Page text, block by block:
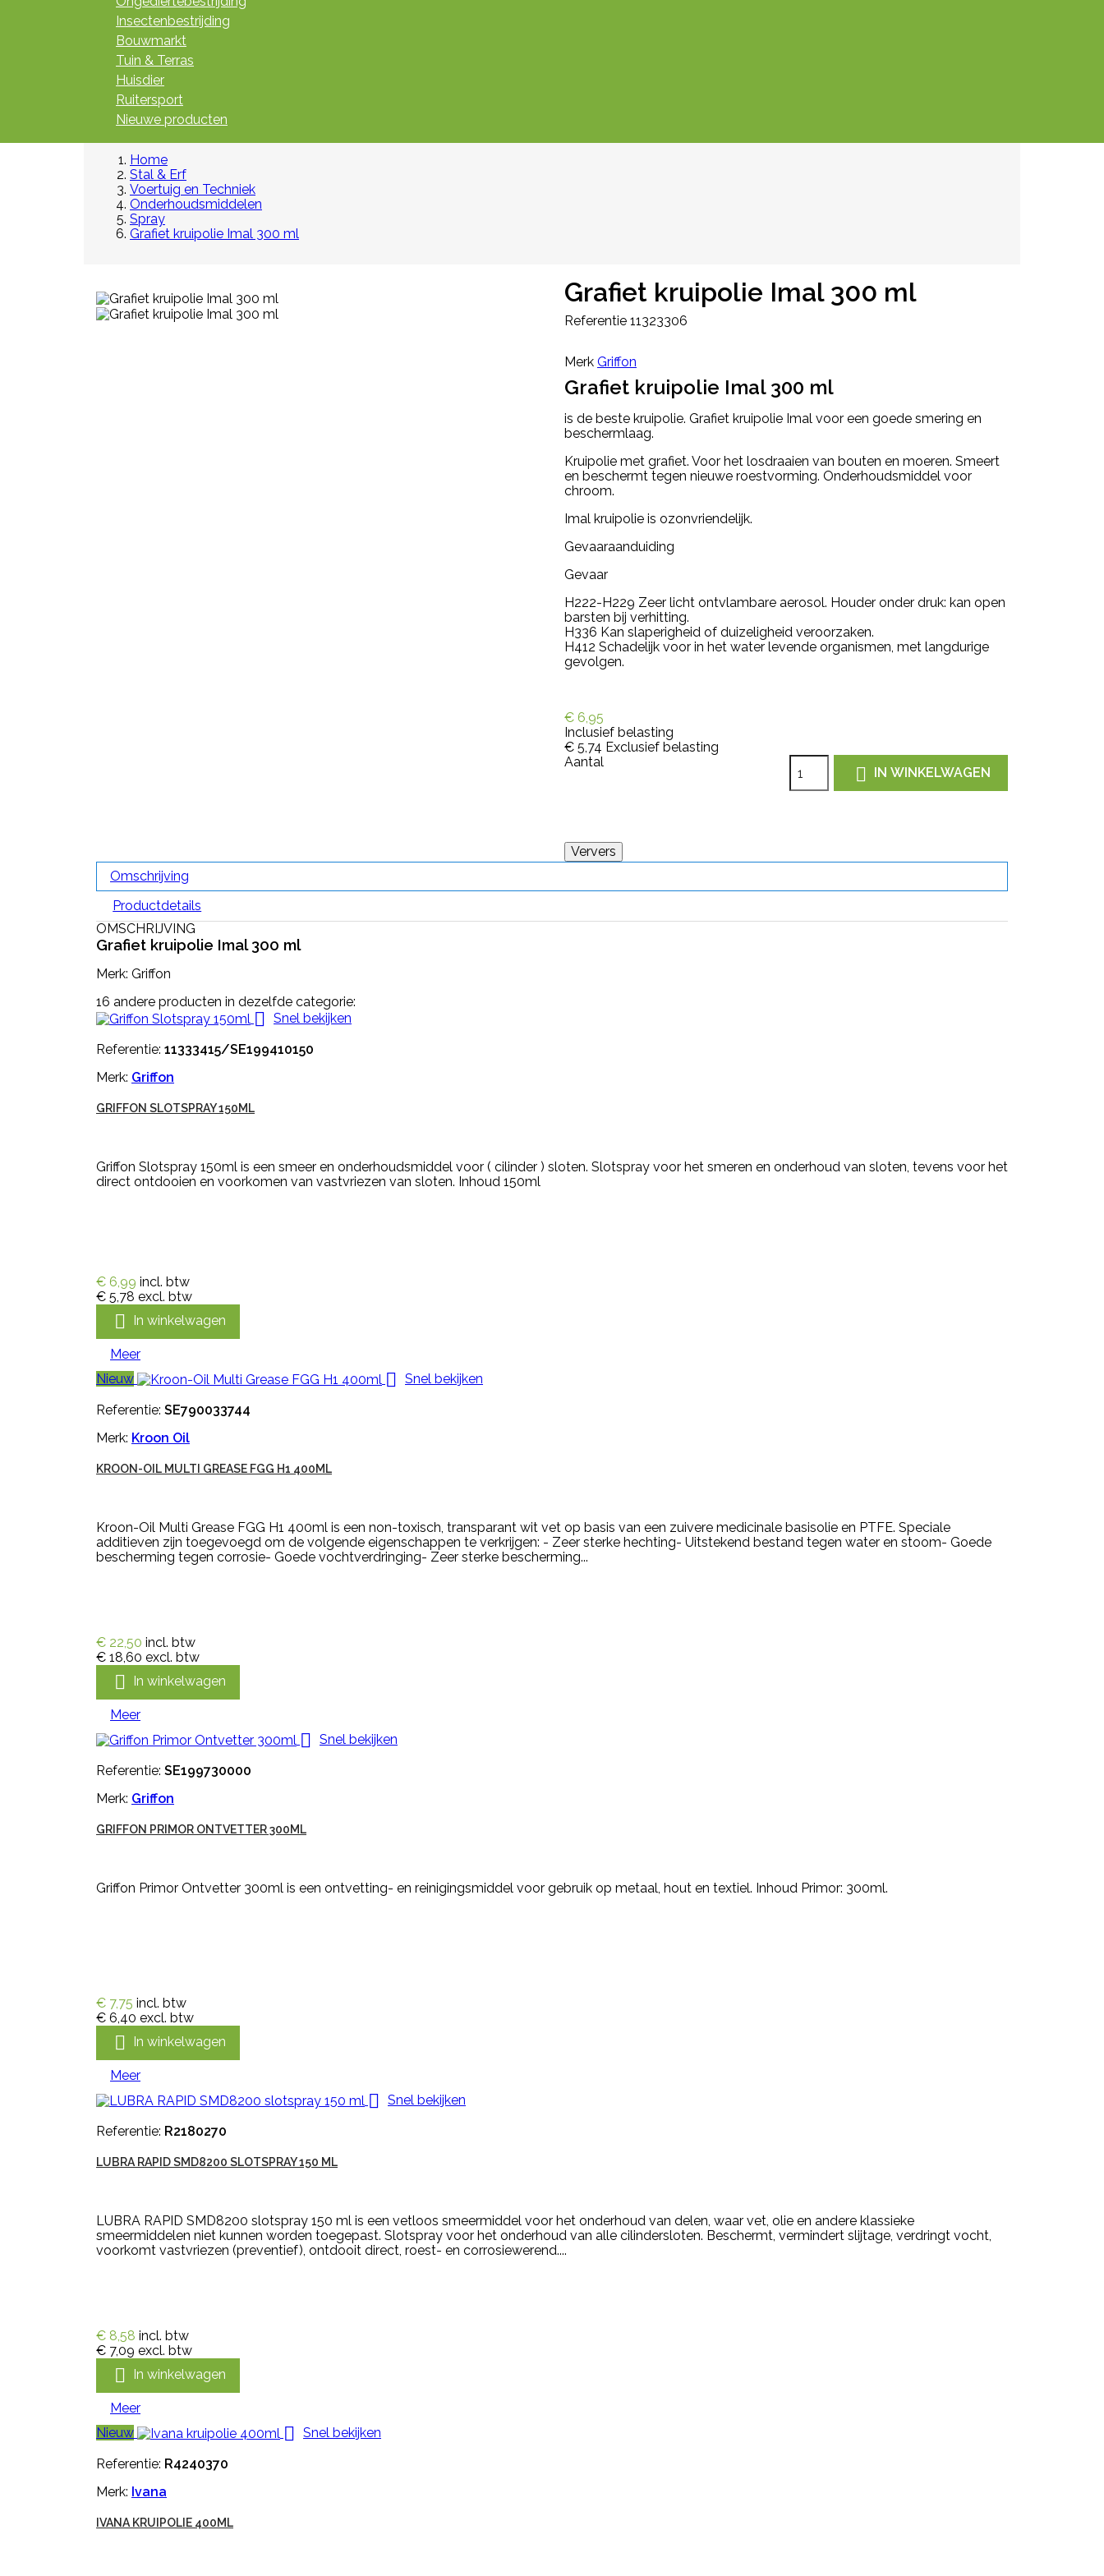
Insectenbestrijding
Bouwmarkt
Tuin & Terras
Huisdier
Ruitersport
Nieuwe producten
Home
Stal & Erf
Voertuig en Techniek
Onderhoudsmiddelen
Spray
Grafiet kruipolie Imal 300 ml
Grafiet kruipolie Imal 300 ml
Referentie 11323306
Merk Griffon
Grafiet kruipolie Imal 300 ml
is de beste kruipolie. Grafiet kruipolie Imal voor een goede smering en
beschermlaag.
Kruipolie met grafiet. Voor het losdraaien van bouten en moeren. Smeert
en beschermt tegen nieuwe roestvorming. Onderhoudsmiddel voor
chroom.
Imal kruipolie is ozonvriendelijk.
Gevaaraanduiding
Gevaar
H222-H229 Zeer licht ontvlambare aerosol. Houder onder druk: kan open
barsten bij verhitting.
H336 Kan slaperigheid of duizeligheid veroorzaken.
H412 Schadelijk voor in het water levende organismen, met langdurige
gevolgen.
€ 6,95
Inclusief belasting
€ 5,74 Exclusief belasting
Aantal
 IN WINKELWAGEN
Omschrijving
Productdetails
OMSCHRIJVING
Grafiet kruipolie Imal 300 ml
Merk: Griffon
16 andere producten in dezelfde categorie:
 Snel bekijken
Referentie: 11333415/SE199410150
Merk: Griffon
GRIFFON SLOTSPRAY 150ML
Griffon Slotspray 150ml is een smeer en onderhoudsmiddel voor ( cilinder ) sloten. Slotspray voor het smeren en onderhoud van sloten, tevens voor het
direct ontdooien en voorkomen van vastvriezen van sloten. Inhoud 150ml
€ 6,99 incl. btw
€ 5,78 excl. btw
 In winkelwagen
Meer
Nieuw
 Snel bekijken
Referentie: SE790033744
Merk: Kroon Oil
KROON-OIL MULTI GREASE FGG H1 400ML
Kroon-Oil Multi Grease FGG H1 400ml is een non-toxisch, transparant wit vet op basis van een zuivere medicinale basisolie en PTFE. Speciale
additieven zijn toegevoegd om de volgende eigenschappen te verkrijgen: - Zeer sterke hechting- Uitstekend bestand tegen water en stoom- Goede
bescherming tegen corrosie- Goede vochtverdringing- Zeer sterke bescherming...
€ 22,50 incl. btw
€ 18,60 excl. btw
 In winkelwagen
Meer
 Snel bekijken
Referentie: SE199730000
Merk: Griffon
GRIFFON PRIMOR ONTVETTER 300ML
Griffon Primor Ontvetter 300ml is een ontvetting- en reinigingsmiddel voor gebruik op metaal, hout en textiel. Inhoud Primor: 300ml.
€ 7,75 incl. btw
€ 6,40 excl. btw
 In winkelwagen
Meer
 Snel bekijken
Referentie: R2180270
LUBRA RAPID SMD8200 SLOTSPRAY 150 ML
LUBRA RAPID SMD8200 slotspray 150 ml is een vetloos smeermiddel voor het onderhoud van delen, waar vet, olie en andere klassieke
smeermiddelen niet kunnen worden toegepast. Slotspray voor het onderhoud van alle cilindersloten. Beschermt, vermindert slijtage, verdringt vocht,
voorkomt vastvriezen (preventief), ontdooit direct, roest- en corrosiewerend....
€ 8,58 incl. btw
€ 7,09 excl. btw
 In winkelwagen
Meer
Nieuw
 Snel bekijken
Referentie: R4240370
Merk: Ivana
IVANA KRUIPOLIE 400ML